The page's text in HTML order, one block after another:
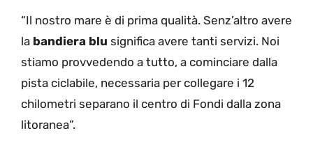
“Il nostro mare è di prima qualità. Senz’altro avere
la bandiera blu significa avere tanti servizi. Noi
stiamo provvedendo a tutto, a cominciare dalla
pista ciclabile, necessaria per collegare i 12
chilometri separano il centro di Fondi dalla zona
litoranea”.